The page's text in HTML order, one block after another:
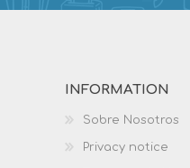
INFORMATION
Sobre Nosotros
Privacy notice